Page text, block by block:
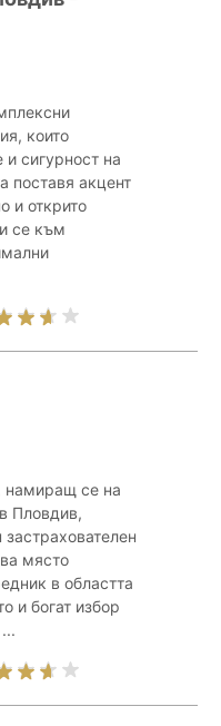
които
и сигурност на
поставя акцент
и открито
се към
намиращ се на
Пловдив,
място
в областта
и богат избор